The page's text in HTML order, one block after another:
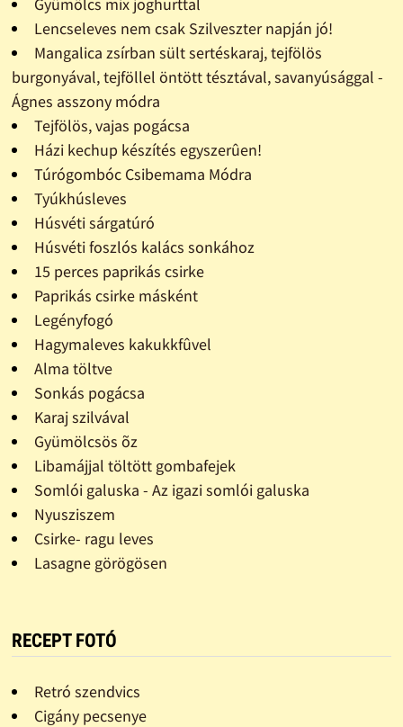
Lencseleves nem csak Szilveszter napján jó!
Mangalica zsírban sült sertéskaraj, tejfölös
burgonyával, tejföllel öntött tésztával, savanyúsággal -
Ágnes asszony módra
Tejfölös, vajas pogácsa
Házi kechup készítés egyszerûen!
Túrógombóc Csibemama Módra
Tyúkhúsleves
Húsvéti sárgatúró
Húsvéti foszlós kalács sonkához
15 perces paprikás csirke
Paprikás csirke másként
Legényfogó
Hagymaleves kakukkfûvel
Alma töltve
Sonkás pogácsa
Karaj szilvával
Gyümölcsös õz
Libamájjal töltött gombafejek
Somlói galuska - Az igazi somlói galuska
Nyusziszem
Csirke- ragu leves
Lasagne görögösen
RECEPT FOTÓ
Retró szendvics
Cigány pecsenye